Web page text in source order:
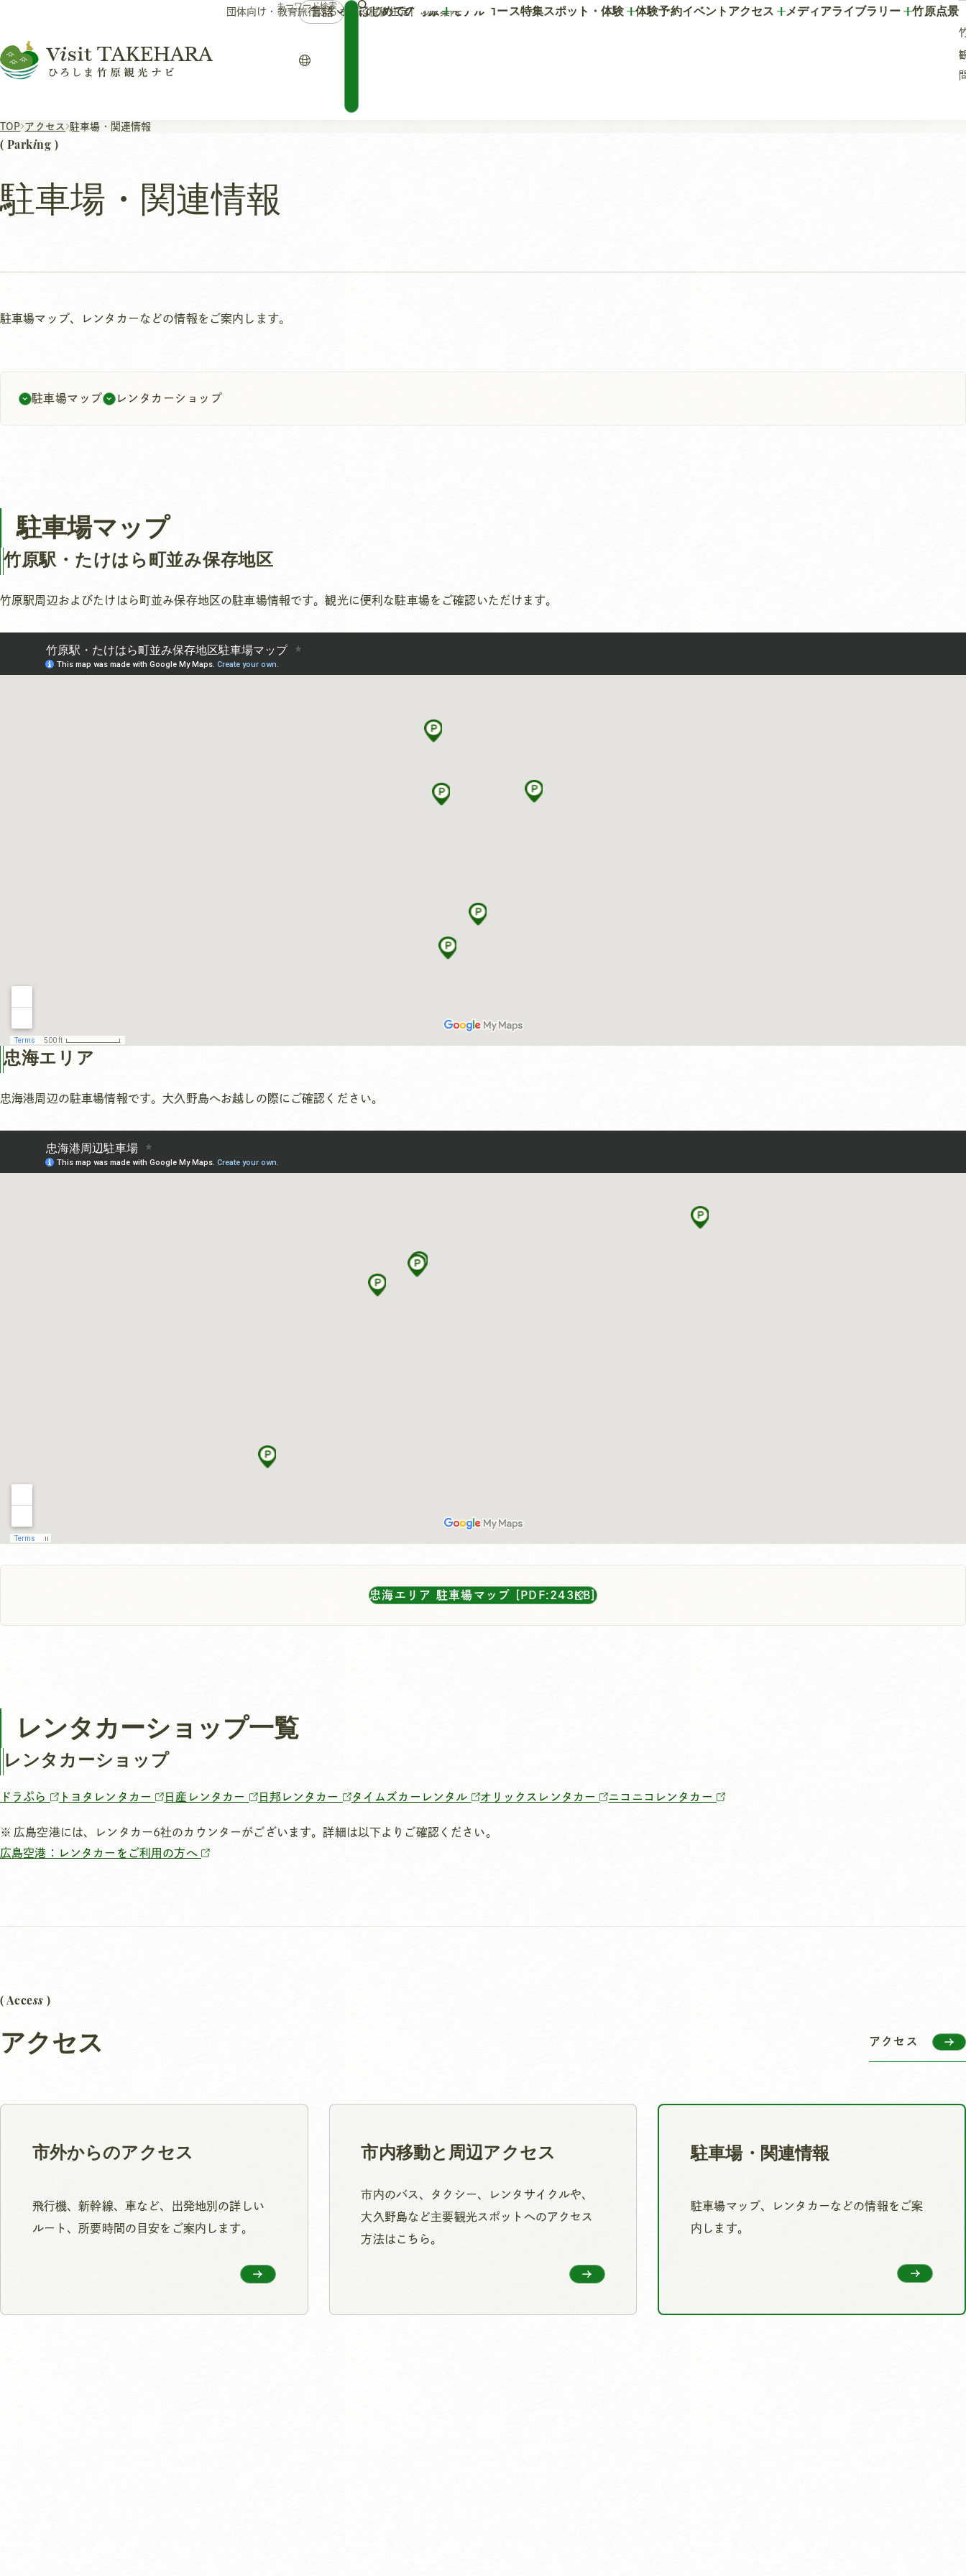
団体向け・教育旅行ふるさと納税移住定住のご案内
言語
マ
はじめての竹原 モデルコース特集スポット・体験 体験予約イベント アクセス メディアライブラリー 竹原点景
TOP アクセス 駐車場・関連情報
( ParkINg )
駐車場・関連情報
駐車場マップ、レンタカーなどの情報をご案内します。
駐車場マップ レンタカーショップ
駐車場マップ
竹原駅・たけはら町並み保存地区
竹原駅周辺およびたけはら町並み保存地区の駐車場情報です。観光に便利な駐車場をご確認いただけます。
忠海エリア
忠海港周辺の駐車場情報です。大久野島へお越しの際にご確認ください。
忠海エリア 駐車場マップ [PDF:243KB]
レンタカーショップ一覧
レンタカーショップ
ドラぷら トヨタレンタカー 日産レンタカー 日邦レンタカー タイムズカーレンタル オリックスレンタカー ニコニコレンタカー
広島空港には、レンタカー6社のカウンターがございます。詳細は以下よりご確認ください。
広島空港：レンタカーをご利用の方へ
( Access )
アクセス アクセス
市外からのアクセス
飛行機、新幹線、車など、出発地別の詳しい
ルート、所要時間の目安をご案内します。
市内移動と周辺アクセス
市内のバス、タクシー、レンタサイクルや、
大久野島など主要観光スポットへのアクセス
方法はこちら。
駐車場・関連情報
駐車場マップ、レンタカーなどの情報をご案
内します。